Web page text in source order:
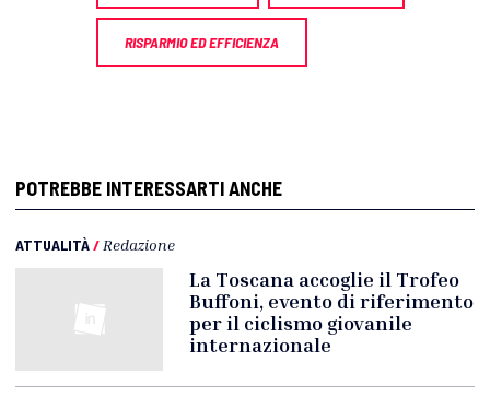
RISPARMIO ED EFFICIENZA
POTREBBE INTERESSARTI ANCHE
ATTUALITÀ/ Redazione
La Toscana accoglie il Trofeo
Buffoni, evento di riferimento
per il ciclismo giovanile
internazionale